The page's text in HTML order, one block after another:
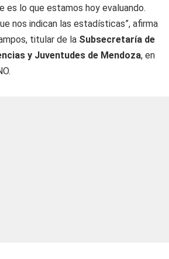
es lo que estamos hoy evaluando.
nos indican las estadísticas”, afirma
titular de la Subsecretaría de
y Juventudes de Mendoza, en
.